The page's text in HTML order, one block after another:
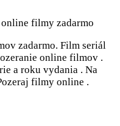
zadarmo. Film seriál
online filmov .
a roku vydania . Na
filmy online .